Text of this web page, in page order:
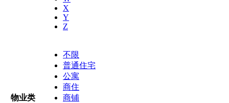
X
Y
Z
物业类
不限
普通住宅
公寓
商住
商铺